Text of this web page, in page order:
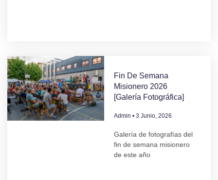
Fin De Semana
Misionero 2026
[Galería Fotográfica]
Admin 3 Junio, 2026
Galería de fotografías del
fin de semana misionero
de este año